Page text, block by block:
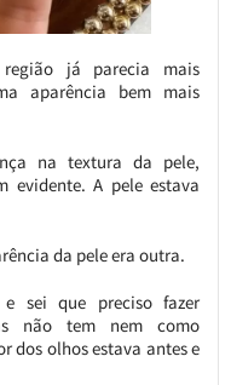
já parecia mais
aparência bem mais
na textura da pele,
evidente. A pele estava
da pele era outra.
sei que preciso fazer
não tem nem como
dos olhos estava antes e